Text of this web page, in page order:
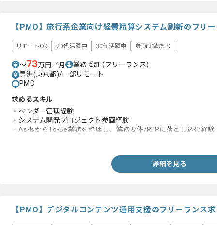
【PMO】旅行系企業向け経費精算システム刷新のフリ
リモートOK 20代活躍中 30代活躍中 参画実績あり
〜73万円／月 業務委託(フリーランス)
豊洲(東京都)/一部リモート
PMO
求めるスキル
・ベンダー管理経験
・システム開発プロジェクト参画経験
・As-IsからTo-Be業務を整理し、業務要件/RFPに落とし込む経験
詳細を見る
【PMO】デジタルコンテンツ運用支援のフリーランス